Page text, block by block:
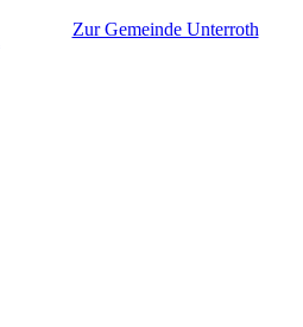
Zur Gemeinde Unterroth